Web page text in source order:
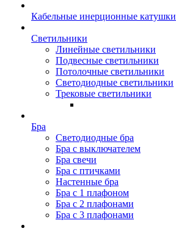
Кабельные инерционные катушки
Светильники
Линейные светильники
Подвесные светильники
Потолочные светильники
Светодиодные светильники
Трековые светильники
Бра
Светодиодные бра
Бра с выключателем
Бра свечи
Бра с птичками
Настенные бра
Бра с 1 плафоном
Бра с 2 плафонами
Бра с 3 плафонами